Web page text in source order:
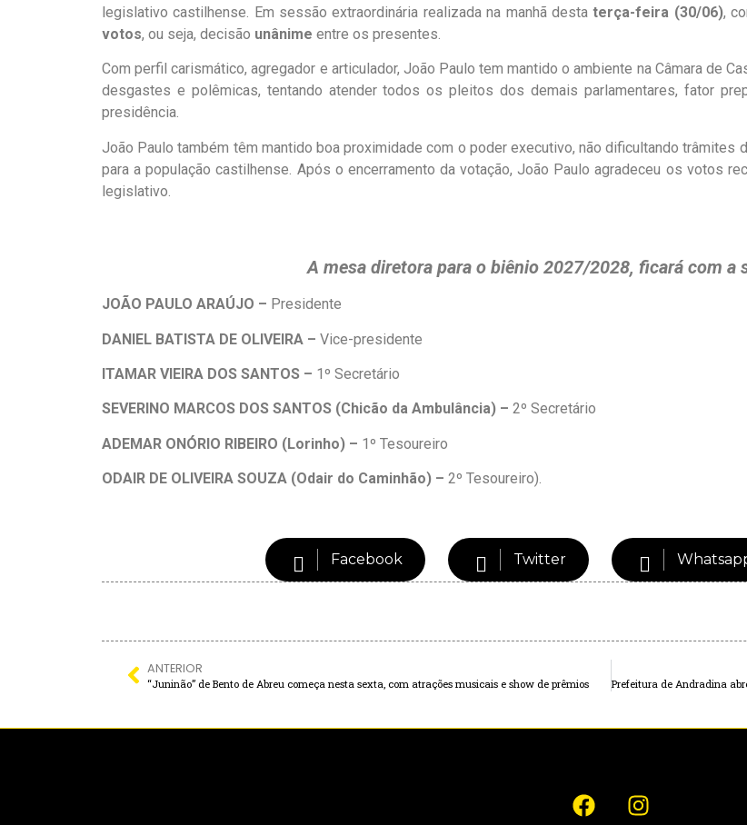
legislativo castilhense. Em sessão extraordinária realizada na manhã destaterça-feira (30/06),
votos, ou seja, decisão unânime entre os presentes.
Com perfil carismático, agregador e articulador, João Paulo tem mantido o ambiente na Câmara de
desgastes e polêmicas, tentando atender todos os pleitos dos demais parlamentares, fator
presidência.
João Paulo também têm mantido boa proximidade com o poder executivo, não dificultando trâmites
para a população castilhense. Após o encerramento da votação, João Paulo agradeceu os votos
legislativo.
A mesa diretora para o biênio 2027/2028, ficará com a
JOÃO PAULO ARAÚJO – Presidente
DANIEL BATISTA DE OLIVEIRA – Vice-presidente
ITAMAR VIEIRA DOS SANTOS – 1º Secretário
SEVERINO MARCOS DOS SANTOS (Chicão da Ambulância) – 2º Secretário
ADEMAR ONÓRIO RIBEIRO (Lorinho) – 1º Tesoureiro
ODAIR DE OLIVEIRA SOUZA (Odair do Caminhão) – 2º Tesoureiro).
Facebook Twitter
ANTERIOR
“Juninão” de Bento de Abreu começa nesta sexta, com atrações musicais e show de prêmios